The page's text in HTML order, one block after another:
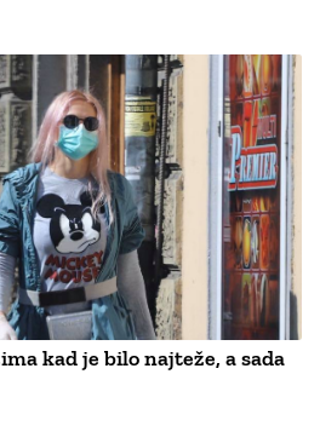
kad je bilo najteže, a sada